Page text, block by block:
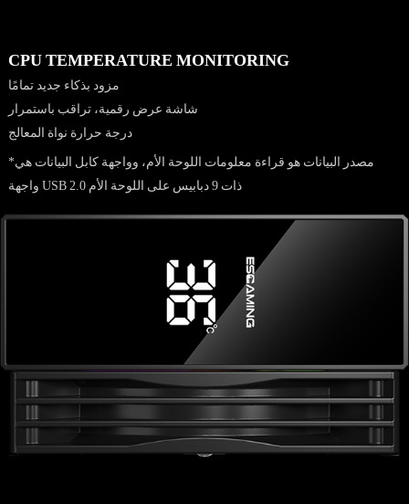
CPU TEMPERATURE MONITORING
مزود بذكاء جديد تمامًا
شاشة عرض رقمية، تراقب باستمرار
درجة حرارة نواة المعالج
*مصدر البيانات هو قراءة معلومات اللوحة الأم، وواجهة كابل البيانات هي
واجهة USB 2.0 ذات 9 دبابيس على اللوحة الأم